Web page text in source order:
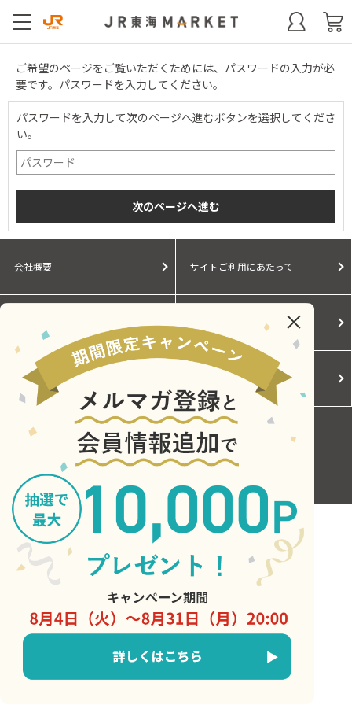
ご希望のページをご覧いただくためには、パスワードの入力が必
要です。パスワードを入力してください。
パスワードを入力して次のページへ進むボタンを選択してくださ
い。
会社概要 サイトご利用にあたって
Cookieポリシー ご利用規約
お問い合わせ
Copyright © Central Japan Railway Company. All Rights Reserved.